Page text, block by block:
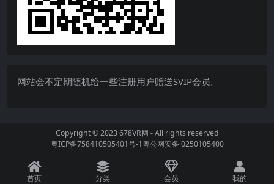
网站会不定期随机给一些注册用户赠送SVIP会员。
Copyright © 2023678VR网 - All rights reserved
粤ICP备758410505401号-1粤公网安备 0250105400
首页 分类 会员 我的